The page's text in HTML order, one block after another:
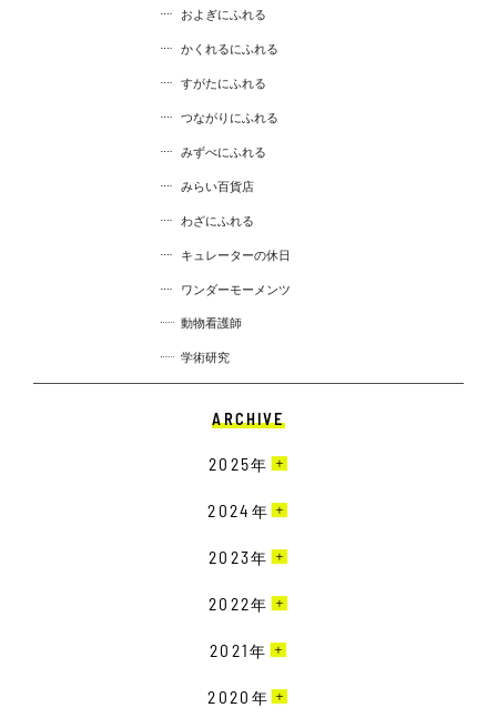
およぎにふれる
かくれるにふれる
すがたにふれる
つながりにふれる
みずべにふれる
みらい百貨店
わざにふれる
キュレーターの休日
ワンダーモーメンツ
動物看護師
学術研究
ARCHIVE
2025年
4月［4］
1月［12］
2024 年
12月［10］
9月［18］
8月［11］
2023年
12月［9］
9月［16］
2022年
12月［22］
2021年
12月［19］
2020 年